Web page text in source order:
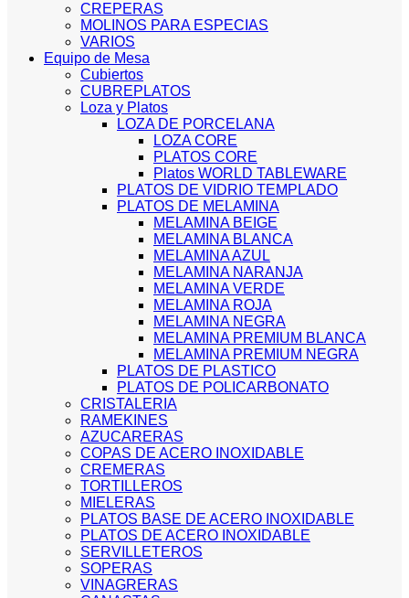
CREPERAS
MOLINOS PARA ESPECIAS
VARIOS
Equipo de Mesa
Cubiertos
CUBREPLATOS
Loza y Platos
LOZA DE PORCELANA
LOZA CORE
PLATOS CORE
Platos WORLD TABLEWARE
PLATOS DE VIDRIO TEMPLADO
PLATOS DE MELAMINA
MELAMINA BEIGE
MELAMINA BLANCA
MELAMINA AZUL
MELAMINA NARANJA
MELAMINA VERDE
MELAMINA ROJA
MELAMINA NEGRA
MELAMINA PREMIUM BLANCA
MELAMINA PREMIUM NEGRA
PLATOS DE PLASTICO
PLATOS DE POLICARBONATO
CRISTALERIA
RAMEKINES
AZUCARERAS
COPAS DE ACERO INOXIDABLE
CREMERAS
TORTILLEROS
MIELERAS
PLATOS BASE DE ACERO INOXIDABLE
PLATOS DE ACERO INOXIDABLE
SERVILLETEROS
SOPERAS
VINAGRERAS